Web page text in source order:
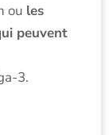
ou les
peuvent
3.